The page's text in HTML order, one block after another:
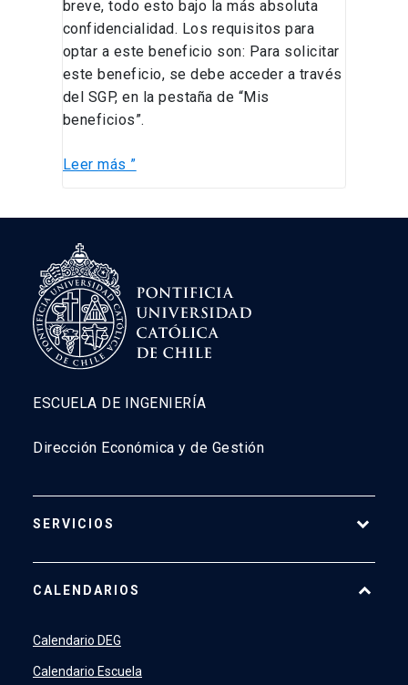
breve, todo esto bajo la más absoluta
confidencialidad. Los requisitos para
optar a este beneficio son: Para solicitar
este beneficio, se debe acceder a través
del SGP, en la pestaña de “Mis
beneficios”.
Leer más ”
ESCUELA DE INGENIERÍA
Dirección Económica y de Gestión
SERVICIOS
SIDINGlaunch
Academic Intelligence
CALENDARIOS
Calendario DEG
Calendario Escuela